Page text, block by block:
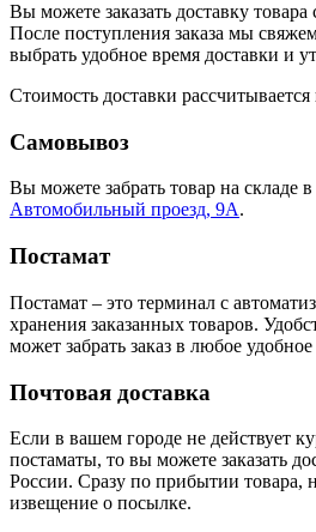
Вы можете заказать доставку
После поступления заказа мы
выбрать удобное время доставки и
Стоимость доставки рассчитывается
Самовывоз
Вы можете забрать товар на складе
Автомобильный проезд, 9А.
Постамат
Постамат – это терминал с
хранения заказанных товаров.
может забрать заказ в любое
Почтовая доставка
Если в вашем городе не действует
постаматы, то вы можете заказать
России. Сразу по прибытии товара,
извещение о посылке.